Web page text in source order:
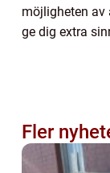
möjligheten av
ge dig extra
Fler